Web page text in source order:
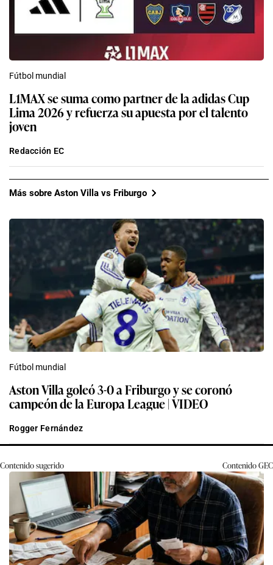
Fútbol mundial
L1MAX se suma como partner de la adidas Cup
Lima 2026 y refuerza su apuesta por el talento
joven
Redacción EC
Más sobre Aston Villa vs Friburgo
Fútbol mundial
Aston Villa goleó 3-0 a Friburgo y se coronó
campeón de la Europa League | VIDEO
Rogger Fernández
Contenido sugerido ContenidoGEC